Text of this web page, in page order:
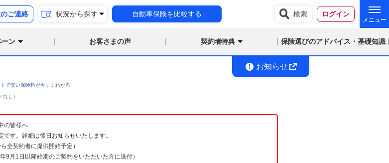
ご連絡 状況から探す 自動車保険を比較する 検索 ログイン
ーン お客さまの声 契約者特典 保険選びのアドバイス・基礎知識
お知らせ
で安い保険料が今すぐわかる
し）
の皆様へ
す。詳細は後日お知らせいたします。
全契約者に提供開始予定）
9月1日以降始期のご契約をいただいた方に送付）